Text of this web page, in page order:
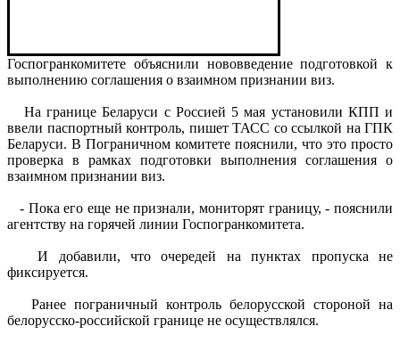
Госпогранкомитете объяснили нововведение подготовкой к
выполнению соглашения о взаимном признании виз.
На границе Беларуси с Россией 5 мая установили КПП и
ввели паспортный контроль, пишет ТАСС со ссылкой на ГПК
Беларуси. В Пограничном комитете пояснили, что это просто
проверка в рамках подготовки выполнения соглашения о
взаимном признании виз.
- Пока его еще не признали, мониторят границу, - пояснили
агентству на горячей линии Госпогранкомитета.
И добавили, что очередей на пунктах пропуска не
фиксируется.
Ранее пограничный контроль белорусской стороной на
белорусско-российской границе не осуществлялся.